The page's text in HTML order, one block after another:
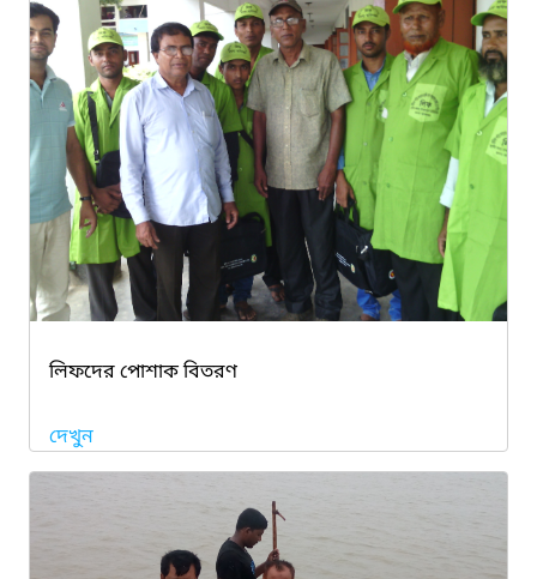
লিফদের পোশাক বিতরণ
দেখুন